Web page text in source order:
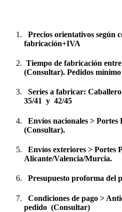
Precios orientativos según
fabricación+IVA
Tiempo de fabricación
(Consultar). Pedidos mínimo
Series a fabricar:
35/41 y 42/45
Envíos nacionales > Portes
(Consultar).
Envíos exteriores > Portes
Alicante/Valencia/Murcia.
Presupuesto proforma del
Condiciones de pago >
pedido (Consultar)